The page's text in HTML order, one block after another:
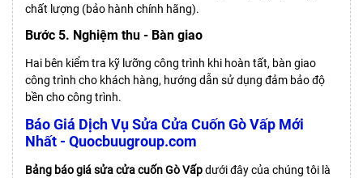
chất lượng (bảo hành chính hãng).
Bước 5. Nghiệm thu - Bàn giao
Hai bên kiểm tra kỹ lưỡng công trình khi hoàn tất, bàn giao
công trình cho khách hàng, hướng dẫn sử dụng đảm bảo độ
bền cho công trình.
Báo Giá Dịch Vụ Sửa Cửa Cuốn Gò Vấp Mới
Nhất - Quocbuugroup.com
Bảng báo giá sửa cửa cuốn Gò Vấpdưới đây của chúng tôi là